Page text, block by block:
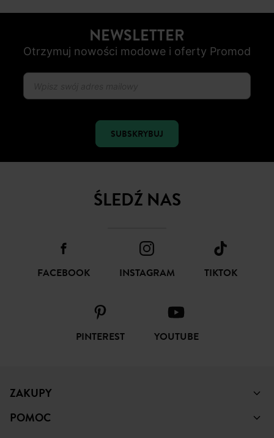
NEWSLETTER
Otrzymuj nowości modowe i oferty Promod
SUBSKRYBUJ
ŚLEDŹ NAS
FACEBOOK INSTAGRAM TIKTOK
PINTEREST YOUTUBE
ZAKUPY
POMOC